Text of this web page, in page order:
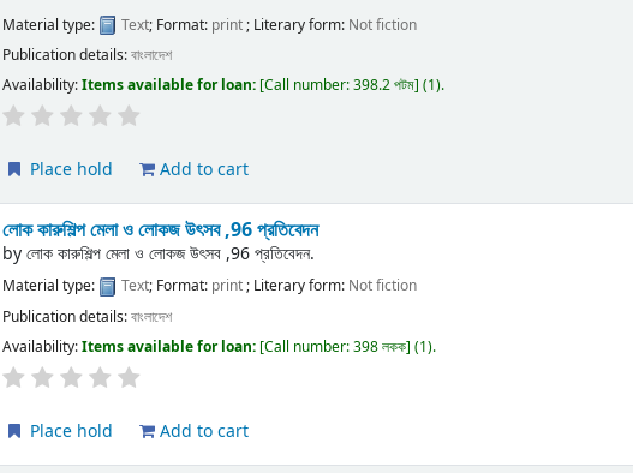
Material type:
Text; Format: print ; Literary form: Not fiction
Publication details:বাংলাদেশ
Availability:Items available for loan: Call number:398.2 পটম (1).
Place hold Add to cart
লোক কারুশিল্প মেলা ও লোকজ উৎসব ,96 প্রতিবেদন
byলোক কারুশিল্প মেলা ও লোকজ উৎসব ,96 প্রতিবেদন.
Material type: Text; Format: print; Literary form: Not fiction
Publication details:বাংলাদেশ
Availability:Items available for loan: Call number:398 লকক (1).
Place hold Add to cart